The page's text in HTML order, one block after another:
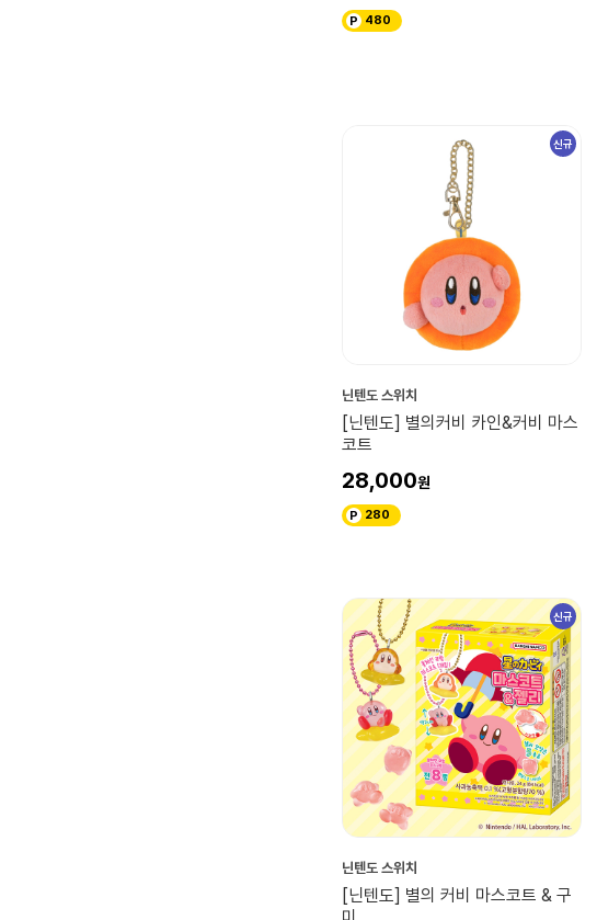
480
닌텐도 스위치
[닌텐도] 별의커비 카인&커비 마스
코트
28,000
280
신규
닌텐도 스위치
[닌텐도] 별의 커비 마스코트 & 구
신규